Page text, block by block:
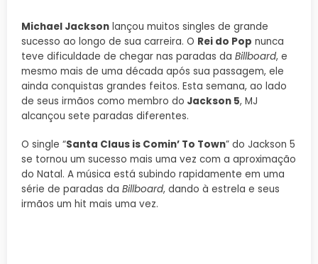
Michael Jackson lançou muitos singles de grande
sucesso ao longo de sua carreira. O Rei do Pop nunca
teve dificuldade de chegar nas paradas da Billboard, e
mesmo mais de uma década após sua passagem, ele
ainda conquistas grandes feitos. Esta semana, ao lado
de seus irmãos como membro do Jackson 5, MJ
alcançou sete paradas diferentes.
O single “Santa Claus is Comin’ To Town” do Jackson 5
se tornou um sucesso mais uma vez com a aproximação
do Natal. A música está subindo rapidamente em uma
série de paradas da Billboard, dando à estrela e seus
irmãos um hit mais uma vez.